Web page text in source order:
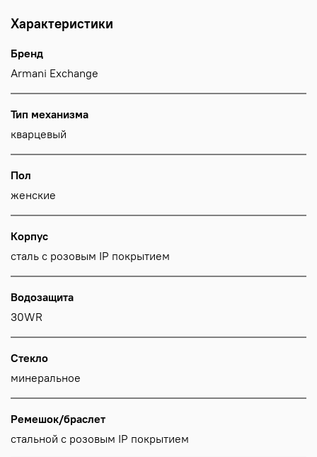
Характеристики
Бренд
Armani Exchange
Тип механизма
кварцевый
Пол
женские
Корпус
сталь с розовым IP покрытием
Водозащита
30WR
Стекло
минеральное
Ремешок/браслет
стальной с розовым IP покрытием